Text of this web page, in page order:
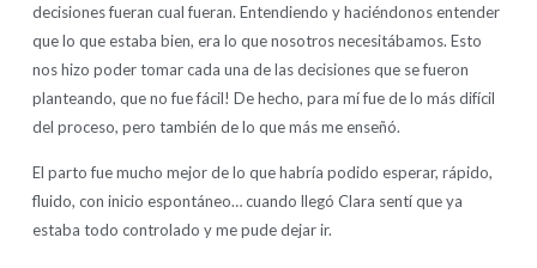
decisiones fueran cual fueran. Entendiendo y haciéndonos entender
que lo que estaba bien, era lo que nosotros necesitábamos. Esto
nos hizo poder tomar cada una de las decisiones que se fueron
planteando, que no fue fácil! De hecho, para mí fue de lo más difícil
del proceso, pero también de lo que más me enseñó.
El parto fue mucho mejor de lo que habría podido esperar, rápido,
fluido, con inicio espontáneo… cuando llegó Clara sentí que ya
estaba todo controlado y me pude dejar ir.